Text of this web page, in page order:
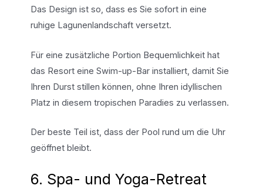
Das Design ist so, dass es Sie sofort in eine
ruhige Lagunenlandschaft versetzt.
Für eine zusätzliche Portion Bequemlichkeit hat
das Resort eine Swim-up-Bar installiert, damit Sie
Ihren Durst stillen können, ohne Ihren idyllischen
Platz in diesem tropischen Paradies zu verlassen.
Der beste Teil ist, dass der Pool rund um die Uhr
geöffnet bleibt.
6. Spa- und Yoga-Retreat